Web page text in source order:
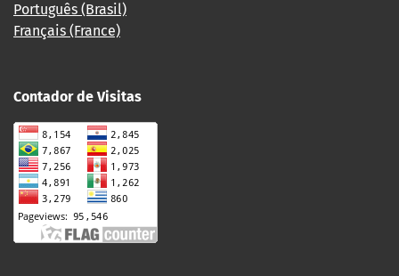
Português (Brasil)
Français (France)
Contador de Visitas